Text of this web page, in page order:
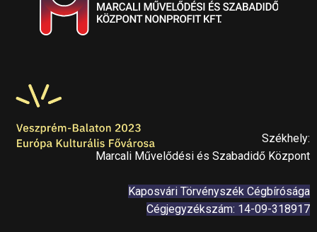
Székhely:
Marcali Művelődési és Szabadidő Központ
Kaposvári Törvényszék Cégbírósága
Cégjegyzékszám: 14-09-318917